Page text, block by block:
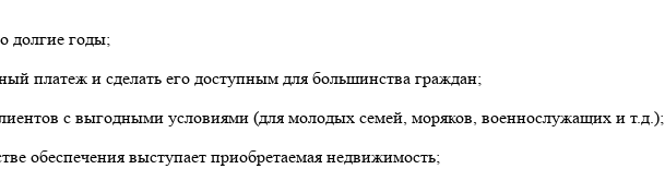
долгие годы;
платеж и сделать его доступным для большинства граждан;
с выгодными условиями (для молодых семей, моряков, военнослужащих и т.д.);
обеспечения выступает приобретаемая недвижимость;